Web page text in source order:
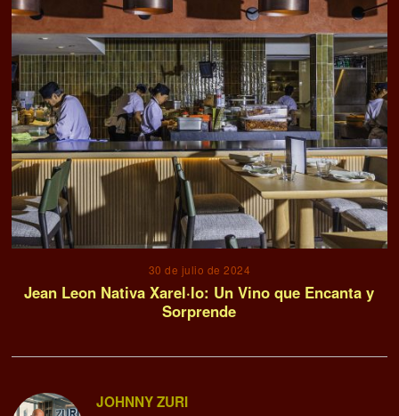
30 de julio de 2024
Jean Leon Nativa Xarel·lo: Un Vino que Encanta y
Sorprende
JOHNNY ZURI